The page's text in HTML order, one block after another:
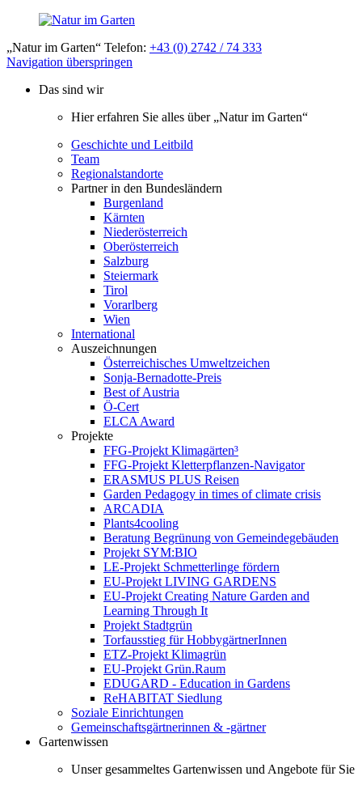
„Natur im Garten“ Telefon: +43 (0) 2742 / 74 333
Navigation überspringen
Das sind wir
Hier erfahren Sie alles über „Natur im Garten“
Geschichte und Leitbild
Team
Regionalstandorte
Partner in den Bundesländern
Burgenland
Kärnten
Niederösterreich
Oberösterreich
Salzburg
Steiermark
Tirol
Vorarlberg
Wien
International
Auszeichnungen
Österreichisches Umweltzeichen
Sonja-Bernadotte-Preis
Best of Austria
Ö-Cert
ELCA Award
Projekte
FFG-Projekt Klimagärten³
FFG-Projekt Kletterpflanzen-Navigator
ERASMUS PLUS Reisen
Garden Pedagogy in times of climate crisis
ARCADIA
Plants4cooling
Beratung Begrünung von Gemeindegebäuden
Projekt SYM:BIO
LE-Projekt Schmetterlinge fördern
EU-Projekt LIVING GARDENS
EU-Projekt Creating Nature Garden and
Learning Through It
Projekt Stadtgrün
Torfausstieg für HobbygärtnerInnen
ETZ-Projekt Klimagrün
EU-Projekt Grün.Raum
EDUGARD - Education in Gardens
ReHABITAT Siedlung
Soziale Einrichtungen
Gemeinschaftsgärtnerinnen & -gärtner
Gartenwissen
Unser gesammeltes Gartenwissen und Angebote für Sie